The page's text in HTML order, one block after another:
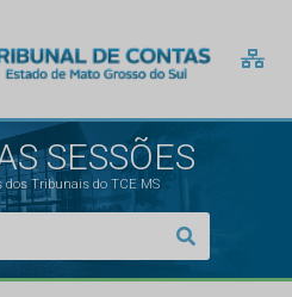
SESSÕES
dos Tribunais do TCE MS